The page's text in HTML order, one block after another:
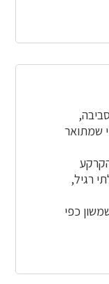
הסביבה,
שמתואר
רגיל,
כפי